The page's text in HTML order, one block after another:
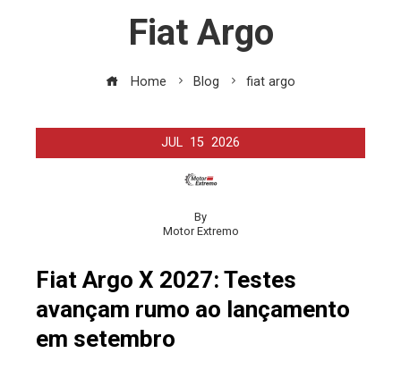
Fiat Argo
Home Blog fiat argo
JUL 15 2026
By
Motor Extremo
Fiat Argo X 2027: Testes
avançam rumo ao lançamento
em setembro